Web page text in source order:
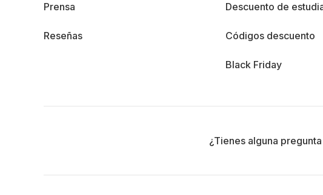
Prensa
Reseñas
Descuento de
Códigos descuento
Black Friday
¿Tienes alguna